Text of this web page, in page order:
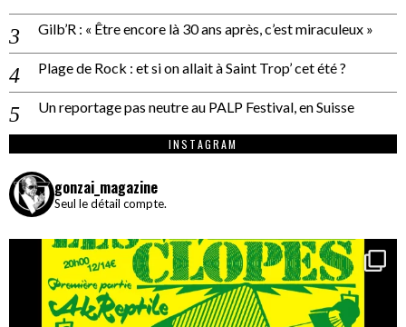
Gilb’R : « Être encore là 30 ans après, c’est miraculeux »
Plage de Rock : et si on allait à Saint Trop’ cet été ?
Un reportage pas neutre au PALP Festival, en Suisse
INSTAGRAM
gonzai_magazine
Seul le détail compte.